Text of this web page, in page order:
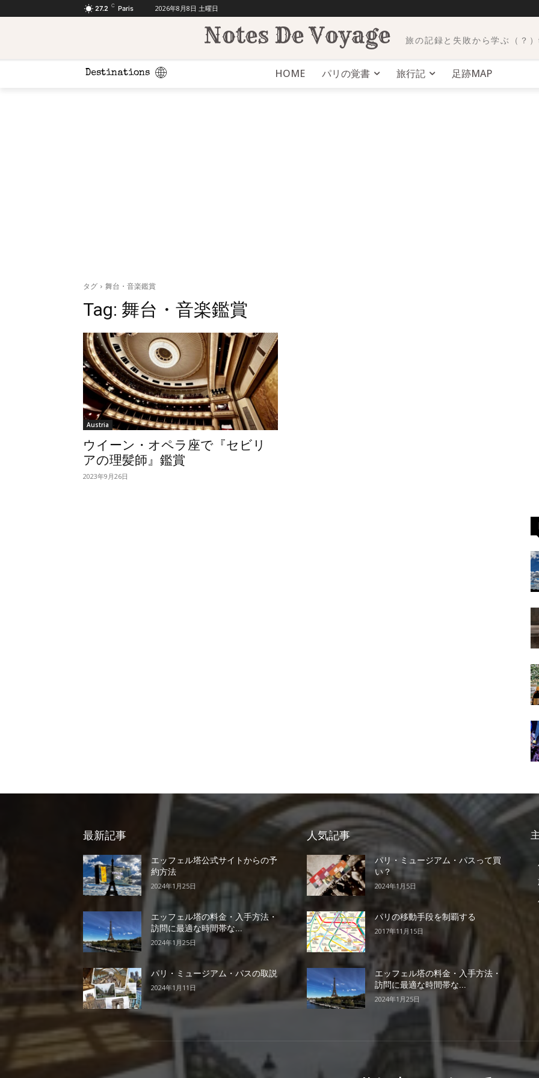
27.2 C Paris 2026年8月8日 土曜日
Notes De Voyage 旅の記録と失敗から学ぶ（？
Destinations HOME パリの覚書 旅行記 足跡MAP
タグ 舞台・音楽鑑賞
Tag: 舞台・音楽鑑賞
Austria
ウイーン・オペラ座で『セビリ
アの理髪師』鑑賞
2023年9月26日
最新記事
エッフェル塔公式サイトからの予
約方法
2024年1月25日
エッフェル塔の料金・入手方法・
訪問に最適な時間帯な...
2024年1月25日
パリ・ミュージアム・パスの取説
2024年1月11日
人気記事
パリ・ミュージアム・パスって買
い？
2024年1月5日
パリの移動手段を制覇する
2017年11月15日
エッフェル塔の料金・入手方法・
訪問に最適な時間帯な...
2024年1月25日